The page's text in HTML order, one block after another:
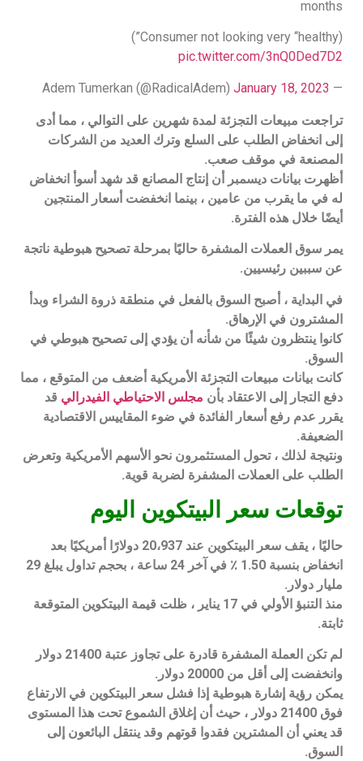
months
(Consumer not looking very “healthy”)
pic.twitter.com/3nQ0Ded7D2
— Adem Tumerkan (@RadicalAdem)
January 18, 2023
تراجعت مبيعات التجزئة لمدة شهرين على التوالي ، مما أدى
إلى انخفاض الطلب على السلع وترك العديد من الشركات
المصنعة في موقف صعب.
أظهرت بيانات ديسمبر أن إنتاج المصانع قد شهد أسوأ انخفاض
له في ما يقرب من عامين ، بينما انخفضت أسعار المنتجين
أيضًا خلال هذه الفترة.
يمر سوق العملات المشفرة حاليًا بمرحلة تصحيح هبوطية ناتجة
عن سببين رئيسيين.
في البداية ، أصبح السوق بالفعل في منطقة ذروة الشراء وبدأ
المشترون في الإرهاق.
كانوا ينتظرون شيئًا من شأنه أن يؤدي إلى تصحيح هبوطي في
السوق.
كانت بيانات مبيعات التجزئة الأمريكية أضعف من المتوقع ، مما
دفع التجار إلى الاعتقاد بأن مجلس الاحتياطي الفيدرالي قد
يقرر عدم رفع أسعار الفائدة في ضوء المقاييس الاقتصادية
الضعيفة.
ونتيجة لذلك ، تحول المستثمرون نحو الأسهم الأمريكية وتعرض
الطلب على العملات المشفرة لضربة قوية.
توقعات سعر البيتكوين اليوم
حاليًا ، يقف سعر البيتكوين عند 20،937 دولارًا أمريكيًا بعد
انخفاض بنسبة 1.50 ٪ في آخر 24 ساعة ، بحجم تداول يبلغ 29
مليار دولار.
منذ التنبؤ الأولي في 17 يناير ، ظلت قيمة البيتكوين المتوقعة
ثابتة.
لم تكن العملة المشفرة قادرة على تجاوز عتبة 21400 دولار
وانخفضت إلى أقل من 20000 دولار.
يمكن رؤية إشارة هبوطية إذا فشل سعر البيتكوين في الارتفاع
فوق 21400 دولار ، حيث أن إغلاق الشموع تحت هذا المستوى
قد يعني أن المشترين فقدوا قوتهم وقد ينتقل البائعون إلى
السوق.